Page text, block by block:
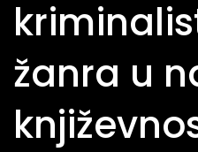
žanra u